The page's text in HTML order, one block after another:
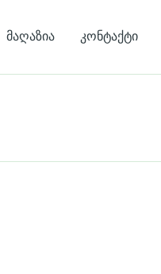
მაღაზია კონტაქტი